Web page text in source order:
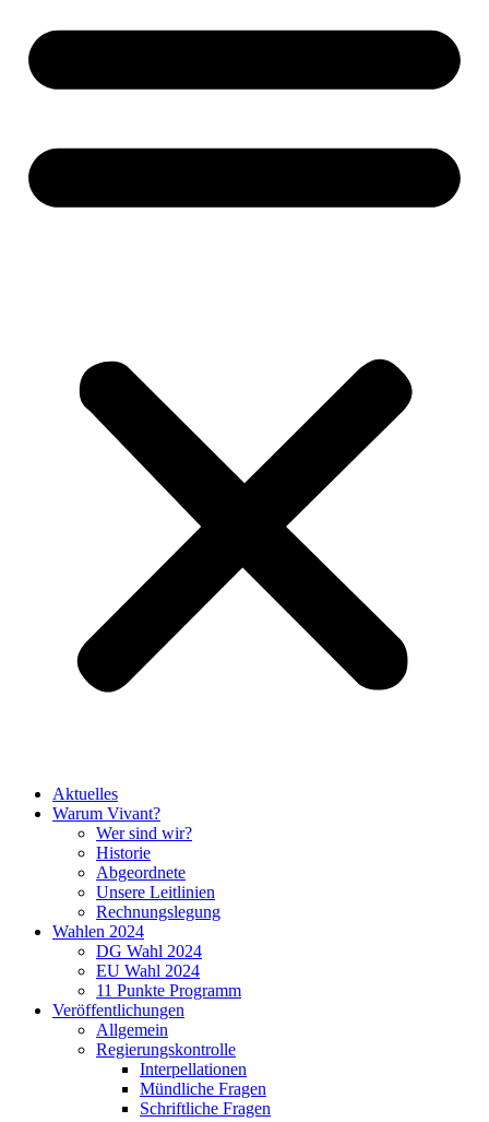
Aktuelles
Warum Vivant?
Wer sind wir?
Historie
Abgeordnete
Unsere Leitlinien
Rechnungslegung
Wahlen 2024
DG Wahl 2024
EU Wahl 2024
11 Punkte Programm
Veröffentlichungen
Allgemein
Regierungskontrolle
Interpellationen
Mündliche Fragen
Schriftliche Fragen